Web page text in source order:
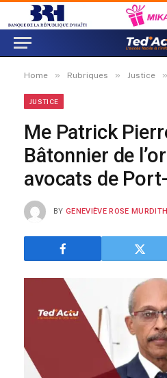
Home » Rubriques » Justice »
JUSTICE
Me Patrick
Bâtonnier de
avocats de
BY GENEVIÈVE ROSE